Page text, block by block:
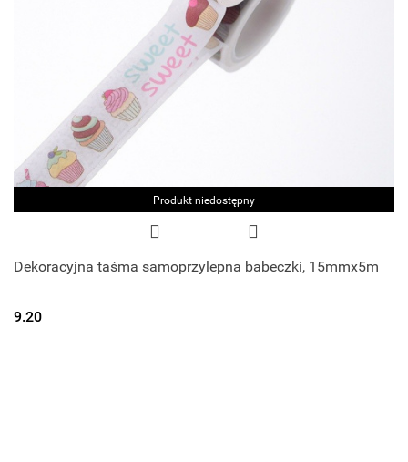
Produkt niedostępny
Dekoracyjna taśma samoprzylepna babeczki, 15mmx5m
9.20